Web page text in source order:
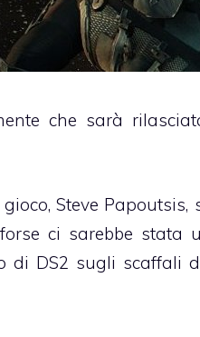
che sarà
Steve
ci sarebbe stata
di DS2 sugli scaffali